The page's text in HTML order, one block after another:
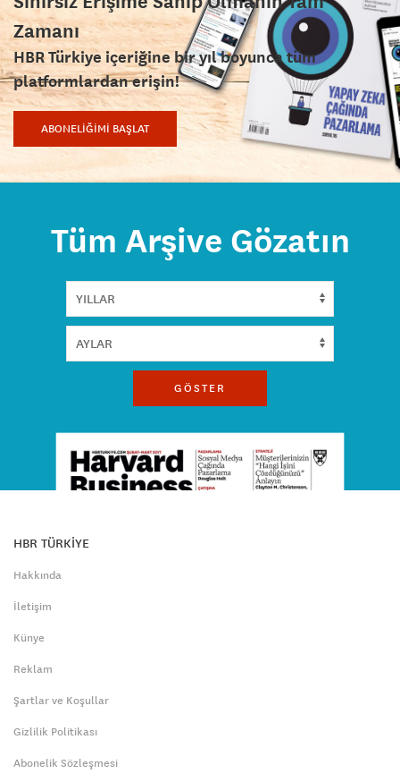
Zamanı
HBR Türkiye içeriğine bir yıl boyunca tüm
platformlardan erişin!
ABONELİĞİMİ BAŞLAT
Tüm Arşive Gözatın
GÖSTER
HBR TÜRKİYE
Hakkında
İletişim
Künye
Reklam
Şartlar ve Koşullar
Gizlilik Politikası
Abonelik Sözleşmesi